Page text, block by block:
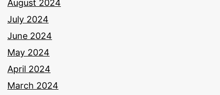
August 2024
July 2024
June 2024
May 2024
April 2024
March 2024